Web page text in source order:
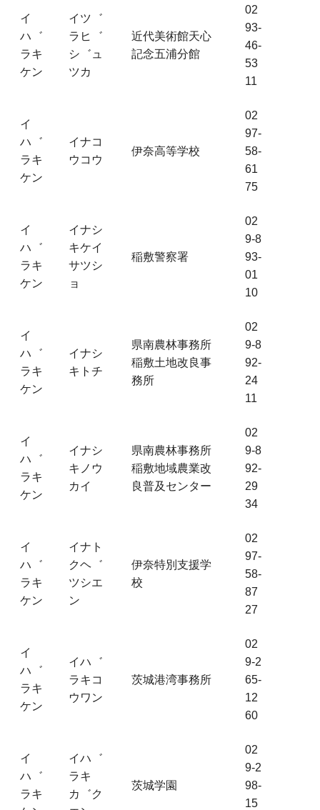
イ
ハ゛
ラキ
ケン
イツ゛
ラヒ゛
シ゛ュ
ツカ
近代美術館天心
記念五浦分館
02
93-
46-
53
11
イ
ハ゛
ラキ
ケン
イナコ
ウコウ
伊奈高等学校
02
97-
58-
61
75
イ
ハ゛
ラキ
ケン
イナシ
キケイ
サツシ
ョ
稲敷警察署
02
9-8
93-
01
10
イ
ハ゛
ラキ
ケン
イナシ
キトチ
県南農林事務所
稲敷土地改良事
務所
02
9-8
92-
24
11
イ
ハ゛
ラキ
ケン
イナシ
キノウ
カイ
県南農林事務所
稲敷地域農業改
良普及センター
02
9-8
92-
29
34
イ
ハ゛
ラキ
ケン
イナト
クヘ゛
ツシエ
ン
伊奈特別支援学
校
02
97-
58-
87
27
イ
ハ゛
ラキ
ケン
イハ゛
ラキコ
ウワン
茨城港湾事務所
02
9-2
65-
12
60
イ
ハ゛
ラキ
イハ゛
ラキ
カ゛ク
茨城学園
02
9-2
98-
15